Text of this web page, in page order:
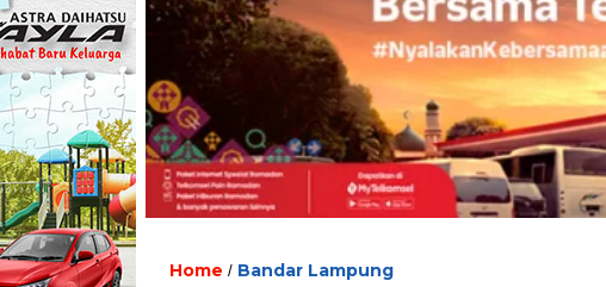
Home / Bandar Lampung